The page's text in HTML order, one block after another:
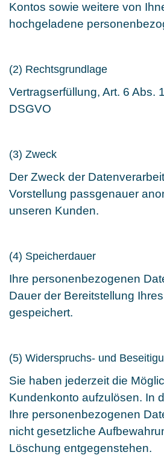
Kontos sowie weitere von
hochgeladene
(2) Rechtsgrundlage
Vertragserfüllung, Art. 6 Abs.
DSGVO
(3) Zweck
Der Zweck der
Vorstellung passgenauer
unseren Kunden.
(4) Speicherdauer
Ihre personenbezogenen
Dauer der Bereitstellung
gespeichert.
(5) Widerspruchs- und
Sie haben jederzeit die
Kundenkonto aufzulösen. In
Ihre personenbezogenen
nicht gesetzliche
Löschung entgegenstehen.